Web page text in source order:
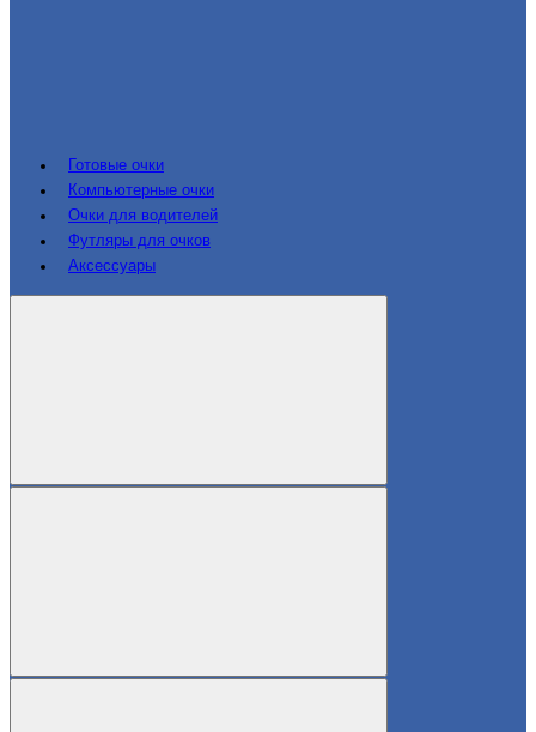
Готовые очки
Компьютерные очки
Очки для водителей
Футляры для очков
Аксессуары